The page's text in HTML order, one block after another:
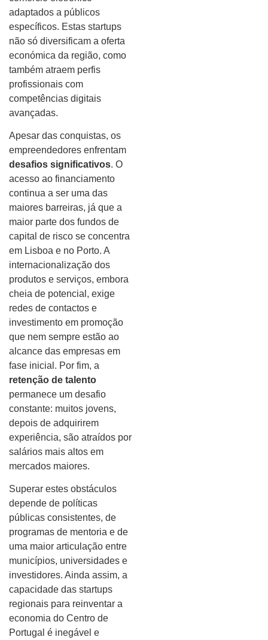
adaptados a públicos
específicos. Estas startups
não só diversificam a oferta
económica da região, como
também atraem perfis
profissionais com
competências digitais
avançadas.
Apesar das conquistas, os
empreendedores enfrentam
desafios significativos. O
acesso ao financiamento
continua a ser uma das
maiores barreiras, já que a
maior parte dos fundos de
capital de risco se concentra
em Lisboa e no Porto. A
internacionalização dos
produtos e serviços, embora
cheia de potencial, exige
redes de contactos e
investimento em promoção
que nem sempre estão ao
alcance das empresas em
fase inicial. Por fim, a
retenção de talento
permanece um desafio
constante: muitos jovens,
depois de adquirirem
experiência, são atraídos por
salários mais altos em
mercados maiores.
Superar estes obstáculos
depende de políticas
públicas consistentes, de
programas de mentoria e de
uma maior articulação entre
municípios, universidades e
investidores. Ainda assim, a
capacidade das startups
regionais para reinventar a
economia do Centro de
Portugal é inegável e